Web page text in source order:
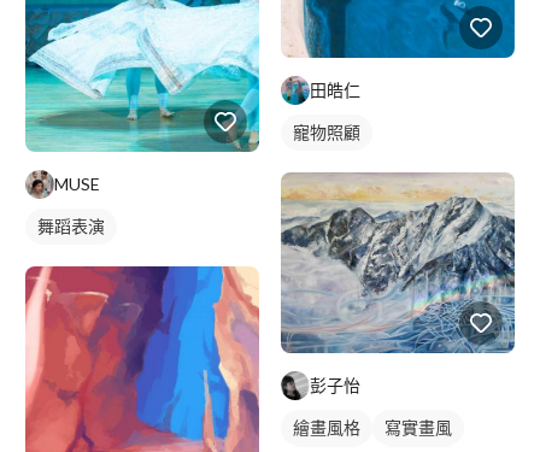
MUSE
舞蹈表演
田皓仁
寵物照顧
彭子怡
繪畫風格
寫實畫風